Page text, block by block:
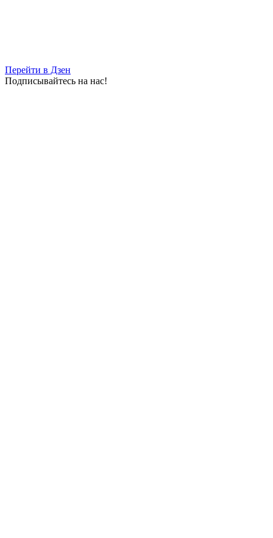
Перейти в Дзен
Подписывайтесь на нас!